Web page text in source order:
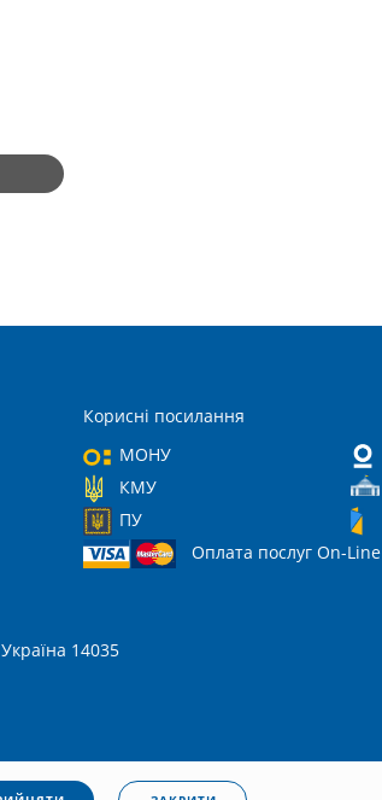
Корисні посилання
МОНУ
КМУ
ПУ
Оплата послуг On-Line
14035